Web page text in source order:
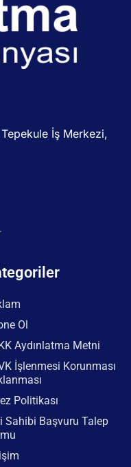
İş Merkezi,
Ol
Aydınlatma Metni
İşlenmesi Korunması
Politikası
Sahibi Başvuru Talep